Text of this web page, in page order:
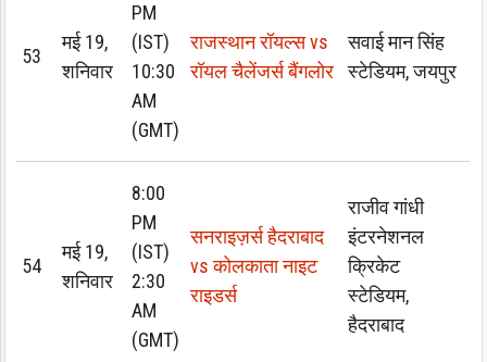
53
मई 19,
शनिवार
PM
(IST)
10:30
AM
(GMT)
राजस्थान रॉयल्स vs
रॉयल चैलेंजर्स बैंगलोर
सवाई मान सिंह
स्टेडियम, जयपुर
54
मई 19,
शनिवार
8:00
PM
(IST)
2:30
AM
(GMT)
सनराइज़र्स हैदराबाद
vs कोलकाता नाइट
राइडर्स
राजीव गांधी
इंटरनेशनल
क्रिकेट
स्टेडियम,
हैदराबाद